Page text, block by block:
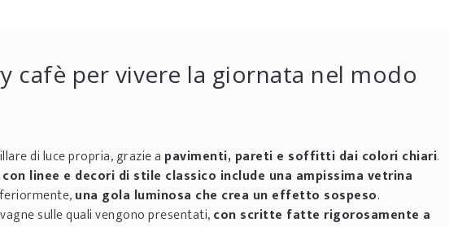
cafè per vivere la giornata nel modo
di luce propria, grazie a pavimenti, pareti e soffitti dai colori chiari.
linee e decori di stile classico include una ampissima vetrina
una gola luminosa che crea un effetto sospeso.
sulle quali vengono presentati,con scritte fatte rigorosamente a